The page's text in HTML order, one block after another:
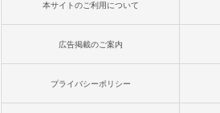
本サイトのご利用について
広告掲載のご案内
プライバシーポリシー